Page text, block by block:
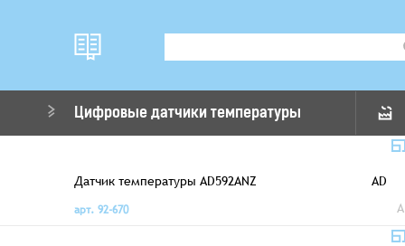
Цифровые датчики температуры
Датчик температуры AD592ANZ
AD
арт. 92-670
A